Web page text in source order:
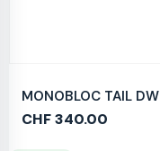
MONOBLOC TAIL DW
CHF340.00